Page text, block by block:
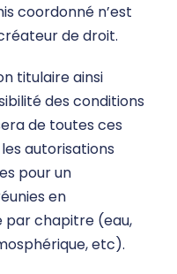
coordonné n’est
de droit.
titulaire ainsi
des conditions
de toutes ces
autorisations
pour un
en
par chapitre (eau,
etc).